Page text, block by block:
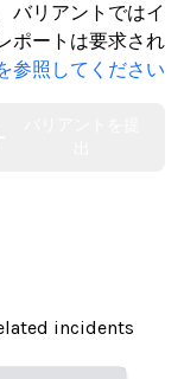
バリアントではイ
ポートは要求され
参照してください
incidents